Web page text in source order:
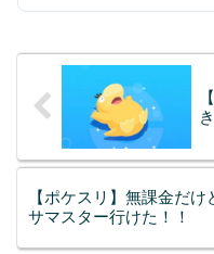
【ポケスリ】無課金だけ
サマスター行けた！！